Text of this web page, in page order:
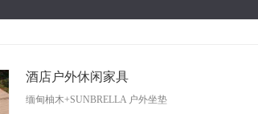
酒店户外休闲家具
缅甸柚木+SUNBRELLA 户外坐垫